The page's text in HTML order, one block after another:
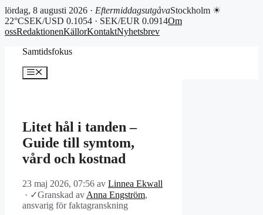
lördag, 8 augusti 2026 · EftermiddagsutgåvaStockholm ☀
22°CSEK/USD 0.1054 · SEK/EUR 0.0914Om
ossRedaktionenKällorKontaktNyhetsbrev
Samtidsfokus
Meny
Litet hål i tanden –
Guide till symtom,
vård och kostnad
23 maj 2026, 07:56 av Linnea Ekwall
· ✓Granskad av Anna Engström,
ansvarig för faktagranskning